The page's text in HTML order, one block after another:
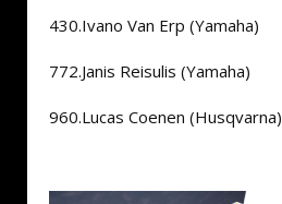
430.Ivano Van Erp (Yamaha)
772.Janis Reisulis (Yamaha)
960.Lucas Coenen (Husqvarna)